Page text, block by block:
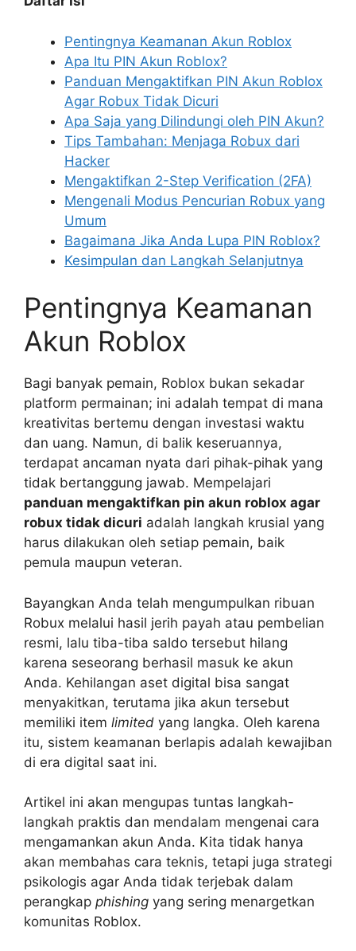
Pentingnya Keamanan Akun Roblox
Apa Itu PIN Akun Roblox?
Panduan Mengaktifkan PIN Akun Roblox
Agar Robux Tidak Dicuri
Apa Saja yang Dilindungi oleh PIN Akun?
Tips Tambahan: Menjaga Robux dari
Hacker
Mengaktifkan 2-Step Verification (2FA)
Mengenali Modus Pencurian Robux yang
Umum
Bagaimana Jika Anda Lupa PIN Roblox?
Kesimpulan dan Langkah Selanjutnya
Pentingnya Keamanan
Akun Roblox
Bagi banyak pemain, Roblox bukan sekadar
platform permainan; ini adalah tempat di mana
kreativitas bertemu dengan investasi waktu
dan uang. Namun, di balik keseruannya,
terdapat ancaman nyata dari pihak-pihak yang
tidak bertanggung jawab. Mempelajari
panduan mengaktifkan pin akun roblox agar
robux tidak dicuri adalah langkah krusial yang
harus dilakukan oleh setiap pemain, baik
pemula maupun veteran.
Bayangkan Anda telah mengumpulkan ribuan
Robux melalui hasil jerih payah atau pembelian
resmi, lalu tiba-tiba saldo tersebut hilang
karena seseorang berhasil masuk ke akun
Anda. Kehilangan aset digital bisa sangat
menyakitkan, terutama jika akun tersebut
memiliki item limited yang langka. Oleh karena
itu, sistem keamanan berlapis adalah kewajiban
di era digital saat ini.
Artikel ini akan mengupas tuntas langkah-
langkah praktis dan mendalam mengenai cara
mengamankan akun Anda. Kita tidak hanya
akan membahas cara teknis, tetapi juga strategi
psikologis agar Anda tidak terjebak dalam
perangkap phishing yang sering menargetkan
komunitas Roblox.